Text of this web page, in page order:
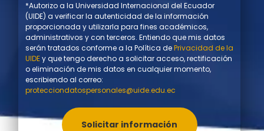
*Autorizo a la Universidad Internacional del Ecuador
(UIDE) a verificar la autenticidad de la información
proporcionada y utilizarla para fines académicos,
administrativos y con terceros. Entiendo que mis datos
serán tratados conforme a la Política dePrivacidad de la
UIDEy que tengo derecho a solicitar acceso, rectificación
o eliminación de mis datos en cualquier momento,
escribiendo al correo:
protecciondatospersonales@uide.edu.ec
Solicitar información